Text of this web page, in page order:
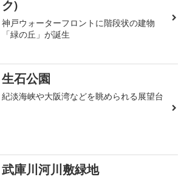
ク)
神戸ウォーターフロントに階段状の建物
「緑の丘」が誕生
生石公園
紀淡海峡や大阪湾などを眺められる展望台
武庫川河川敷緑地